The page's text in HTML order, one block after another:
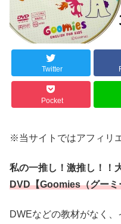
Twitter
Pocket
※当サイトではアフィリ
私の一推し！激推し！！
DVD【Goomies（グーミ
DWEなどの教材がなく